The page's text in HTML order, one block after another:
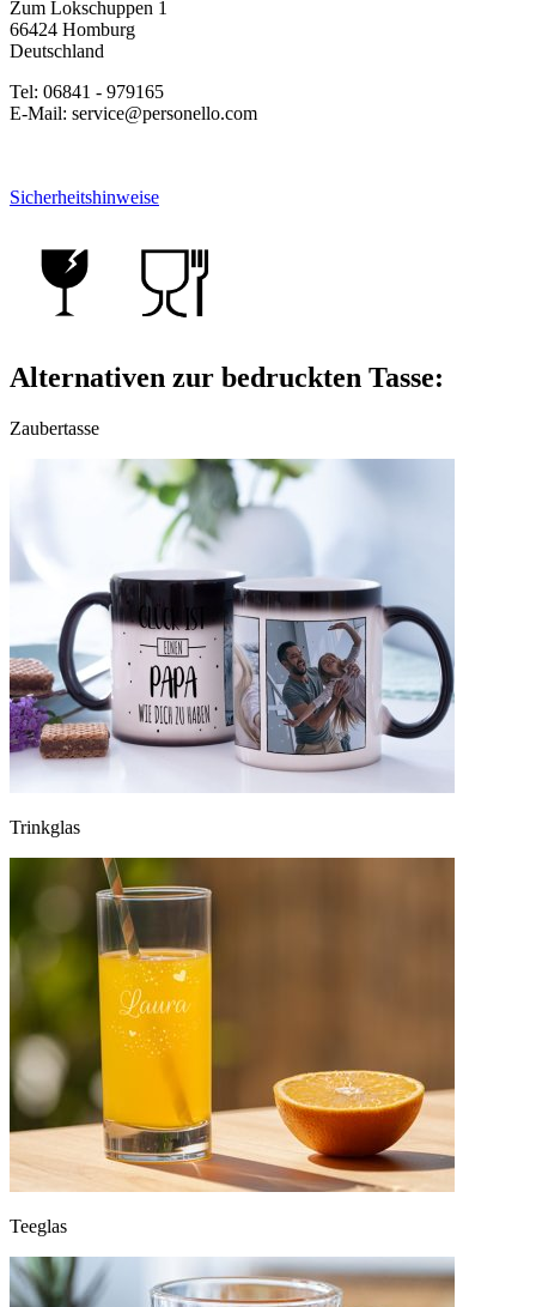
Zum Lokschuppen 1
66424 Homburg
Deutschland
Tel: 06841 - 979165
E-Mail: service@personello.com
Sicherheitshinweise
Alternativen zur bedruckten Tasse:
Zaubertasse
Trinkglas
Teeglas